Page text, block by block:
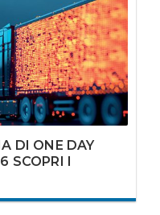
DI ONE DAY
SCOPRI I